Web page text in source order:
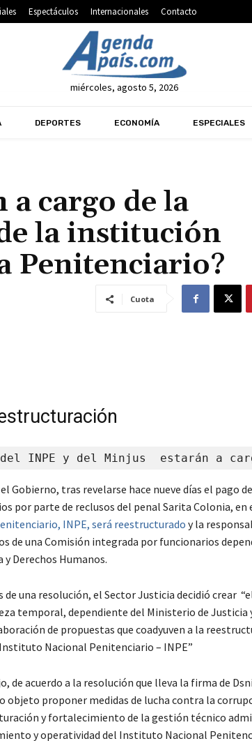
Espectáculos Internacionales Contacto
miércoles, agosto 5, 2026
DEPORTES ECONOMÍA ESPECIALES
a cargo de la
la institución
Penitenciario?
Cuota
INPE y del Minjus  estarán a
Gobierno, tras revelarse hace nueve días el pago
por parte de reclusos del penal Sarita Colonia, en
INPE, será reestructurado y la
de una Comisión integrada por funcionarios
Derechos Humanos.
de una resolución, el Sector Justicia decidió crear
temporal, dependiente del Ministerio de Justicia
de propuestas que coadyuven a la
Nacional Penitenciario – INPE”
de acuerdo a la resolución que lleva la firma de
objeto proponer medidas de lucha contra la
y fortalecimiento de la gestión técnico
y operatividad del Instituto Nacional